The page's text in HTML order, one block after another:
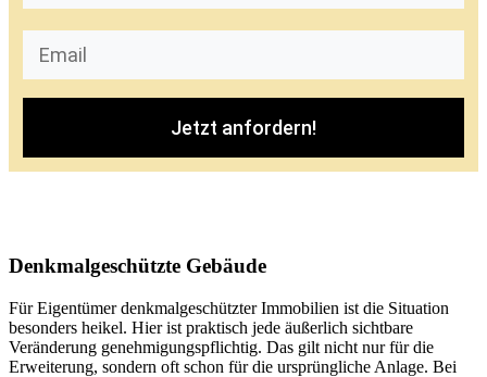
Jetzt anfordern!
Denkmalgeschützte Gebäude
Für Eigentümer denkmalgeschützter Immobilien ist die Situation
besonders heikel. Hier ist praktisch jede äußerlich sichtbare
Veränderung genehmigungspflichtig. Das gilt nicht nur für die
Erweiterung, sondern oft schon für die ursprüngliche Anlage. Bei